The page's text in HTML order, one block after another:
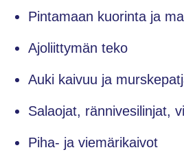
Pintamaan kuorinta ja
Ajoliittymän teko
Auki kaivuu ja
Salaojat, rännivesilinjat,
Piha- ja viemärikaivot